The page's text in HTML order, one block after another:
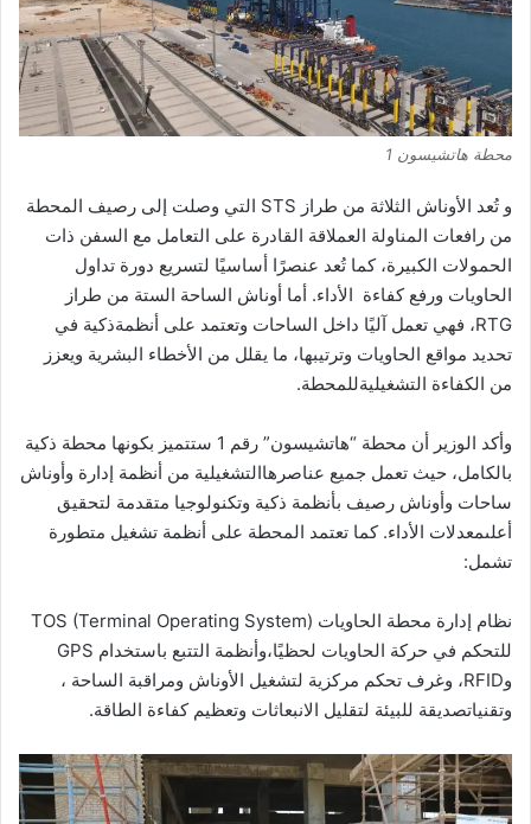
محطة هاتشيسون 1
و تُعد الأوناش الثلاثة من طراز التي وصلت إلى رصيف المحطة
من رافعات المناولة العملاقة القادرة على التعامل مع السفن ذات
الحمولات الكبيرة، كما تُعد عنصرًا أساسيًا لتسريع دورة تداول
الحاويات ورفعكفاءة الأداء. أما أوناش الساحة الستة من طراز
RTG، فهي تعمل آليًا داخل الساحات وتعتمد على أنظمةذكية في
تحديد مواقع الحاويات وترتيبها، ما يقلل من الأخطاء البشرية ويعزز
من الكفاءة التشغيليةللمحطة.
وأكد الوزير أن محطة “هاتشيسون” رقم ستتميز بكونها محطة ذكية
بالكامل، حيث تعمل جميع عناصرهاالتشغيلية من أنظمة إدارة وأوناش
ساحات وأوناش رصيف بأنظمة ذكية وتكنولوجيا متقدمة لتحقيق
أعلىمعدلات الأداء.كما تعتمد المحطة على أنظمة تشغيل متطورة
تشمل:
نظام إدارة محطة الحاويات (Terminal Operating System)
للتحكم في حركة الحاويات لحظيًا،وأنظمة التتبع باستخدام
وRFID، وغرف تحكم مركزية لتشغيل الأوناش ومراقبة الساحة ،
وتقنياتصديقة للبيئة لتقليل الانبعاثات وتعظيم كفاءة الطاقة.